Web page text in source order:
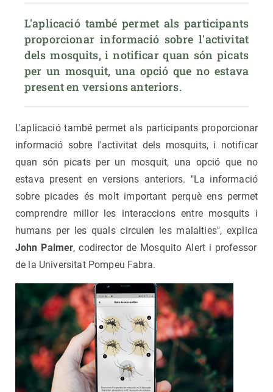
L'aplicació també permet als participants
proporcionar informació sobre l'activitat
dels mosquits, i notificar quan són picats
per un mosquit, una opció que no estava
present en versions anteriors.
L'aplicació també permet als participants proporcionar
informació sobre l'activitat dels mosquits, i notificar
quan són picats per un mosquit, una opció que no
estava present en versions anteriors. "La informació
sobre picades és molt important perquè ens permet
comprendre millor les interaccions entre mosquits i
humans per les quals circulen les malalties", explica
John Palmer, codirector de Mosquito Alert i professor
de la Universitat Pompeu Fabra.